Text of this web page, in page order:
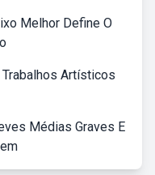
Melhor Define O
Artísticos
Médias Graves E